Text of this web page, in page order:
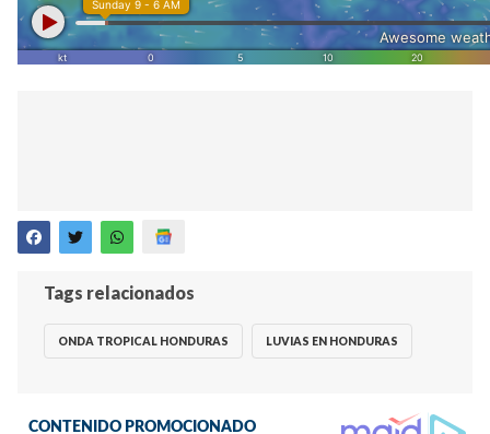
Tags relacionados
ONDA TROPICAL HONDURAS LUVIAS EN HONDURAS